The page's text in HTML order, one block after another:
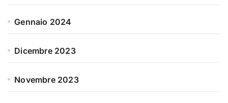
Gennaio 2024
Dicembre 2023
Novembre 2023